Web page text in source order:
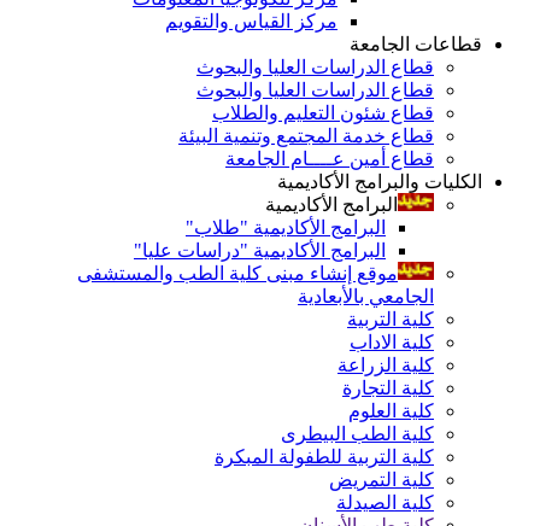
مركز القياس والتقويم
قطاعات الجامعة
قطاع الدراسات العليا والبحوث
قطاع الدراسات العليا والبحوث
قطاع شئون التعليم والطلاب
قطاع خدمة المجتمع وتنمية البيئة
قطاع أمين عــــام الجامعة
الكليات والبرامج الأكاديمية
البرامج الأكاديمية
البرامج الأكاديمية "طلاب"
البرامج الأكاديمية "دراسات عليا"
موقع إنشاء مبنى كلية الطب والمستشفى
الجامعي بالأبعادية
كلية التربية
كلية الاداب
كلية الزراعة
كلية التجارة
كلية العلوم
كلية الطب البيطرى
كلية التربية للطفولة المبكرة
كلية التمريض
كلية الصيدلة